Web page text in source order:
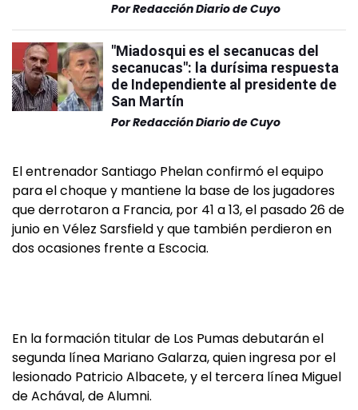
PorRedacción Diario de Cuyo
"Miadosqui es el secanucas del
secanucas": la durísima respuesta
de Independiente al presidente de
San Martín
PorRedacción Diario de Cuyo
El entrenador Santiago Phelan confirmó el equipo
para el choque y mantiene la base de los jugadores
que derrotaron a Francia, por 41 a 13, el pasado 26 de
junio en Vélez Sarsfield y que también perdieron en
dos ocasiones frente a Escocia.
En la formación titular de Los Pumas debutarán el
segunda línea Mariano Galarza, quien ingresa por el
lesionado Patricio Albacete, y el tercera línea Miguel
de Achával, de Alumni.